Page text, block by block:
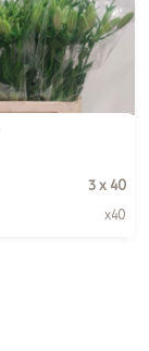
VOEG TOE
3 x 40
x40